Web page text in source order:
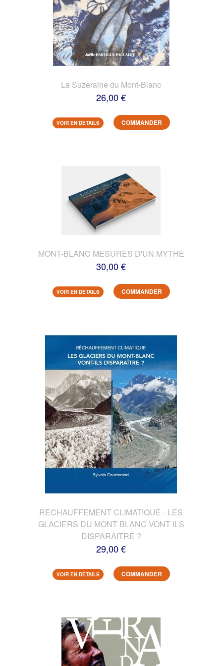
La Suzeraine du Mont-Blanc
26,00 €
VOIR EN DETAILS COMMANDER
MONT-BLANC MESURES D'UN MYTHE
30,00 €
VOIR EN DETAILS COMMANDER
RECHAUFFEMENT CLIMATIQUE - LES
GLACIERS DU MONT-BLANC VONT-ILS
DISPARAITRE ?
29,00 €
VOIR EN DETAILS COMMANDER